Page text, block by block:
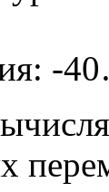
-